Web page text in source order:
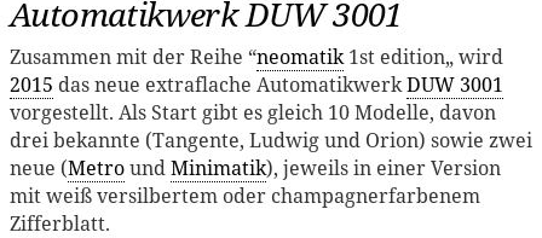
Automatikwerk DUW 3001
Zusammen mit der Reihe “neomatik1st edition„ wird
2015 das neue extraflache AutomatikwerkDUW 3001
vorgestellt. Als Start gibt es gleich 10 Modelle, davon
drei bekannte (Tangente, Ludwig und Orion) sowie zwei
neue (MetroundMinimatik), jeweils in einer Version
mit weiß versilbertem oder champagnerfarbenem
Zifferblatt.